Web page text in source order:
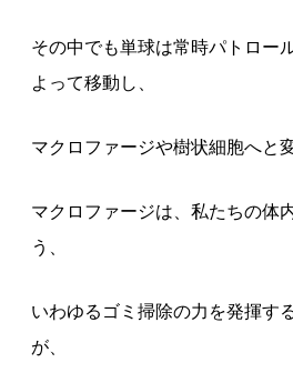
その中でも単球は常時パトロー
よって移動し、
マクロファージや樹状細胞へと
マクロファージは、私たちの体
う、
いわゆるゴミ掃除の力を発揮す
が、